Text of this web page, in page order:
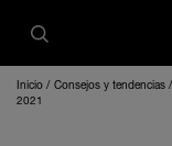
Inicio Consejos y tendencias
2021